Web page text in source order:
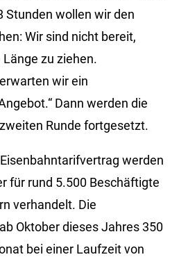
Stunden wollen wir den
Wir sind nicht bereit,
zu ziehen.
wir ein
Dann werden die
Runde fortgesetzt.
werden
für rund 5.500 Beschäftigte
verhandelt. Die
Oktober dieses Jahres 350
bei einer Laufzeit von